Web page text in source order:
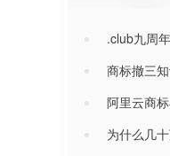
.club九周
商标撤三
阿里云商
为什么几